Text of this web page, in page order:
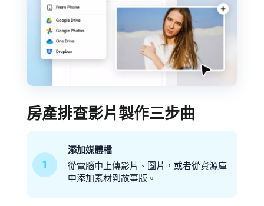
房產排查影片製作三步曲
1
添加媒體檔
從電腦中上傳影片、圖片，或者從資源庫
中添加素材到故事版。